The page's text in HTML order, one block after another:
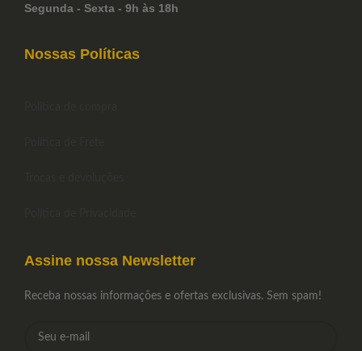
Segunda - Sexta - 9h às 18h
Nossas Políticas
Assine nossa Newsletter
Receba nossas informações e ofertas exclusivas. Sem spam!